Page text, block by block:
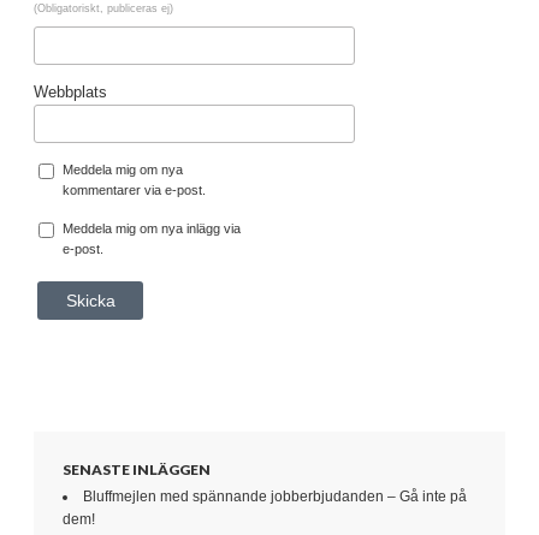
(Obligatoriskt, publiceras ej)
Webbplats
Meddela mig om nya
kommentarer via e-post.
Meddela mig om nya inlägg via
e-post.
SENASTE INLÄGGEN
Bluffmejlen med spännande jobberbjudanden – Gå inte på
dem!